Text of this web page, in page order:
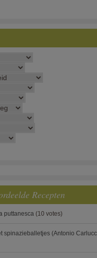
Recepten
puttanesca (10 votes)
spinazieballetjes (Antonio